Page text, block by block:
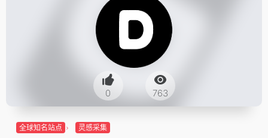
0 763
全球知名站点 灵感采集